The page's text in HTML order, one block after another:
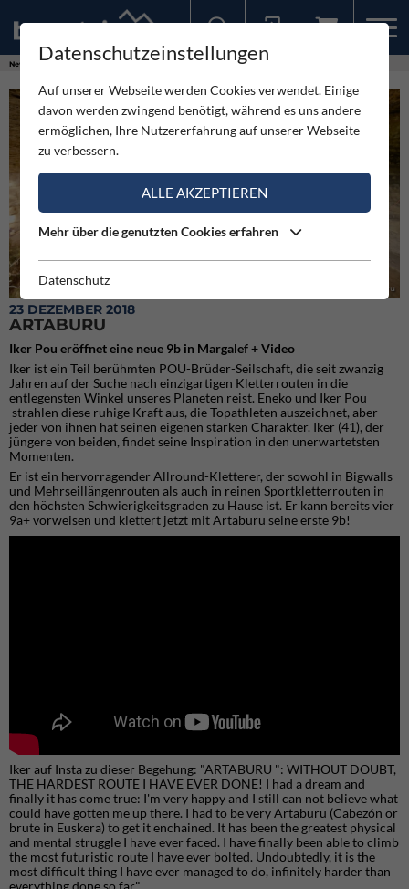
News
Iker Pou in Artaburu
23 DEZEMBER 2018
ARTABURU
Iker Pou eröffnet eine neue 9b in Margalef + Video
Iker ist ein Teil berühmten POU-Brüder-Seilschaft, die seit zwanzig
Jahren auf der Suche nach einzigartigen Kletterrouten in die
entlegensten Winkel unseres Planeten reist. Eneko und Iker Pou
strahlen diese ruhige Kraft aus, die Topathleten auszeichnet, aber
jeder von ihnen hat seinen eigenen starken Charakter. Iker (41), der
jüngere von beiden, findet seine Inspiration in den unerwartetsten
Momenten.
Er ist ein hervorragender Allround-Kletterer, der sowohl in Bigwalls
und Mehrseillängenrouten als auch in reinen Sportkletterrouten in
den höchsten Schwierigkeitsgraden zu Hause ist. Er kann bereits vier
9a+ vorweisen und klettert jetzt mit Artaburu seine erste 9b!
Iker auf Insta zu dieser Begehung: "ARTABURU ": WITHOUT DOUBT,
THE HARDEST ROUTE I HAVE EVER DONE! I had a dream and
finally it has come true: I'm very happy and I still can not believe what
could have gotten me up there. I had to be very Artaburu (Cabezón or
brute in Euskera) to get it enchained. It has been the greatest physical
and mental struggle I have ever faced. I have finally been able to climb
the most futuristic route I have ever bolted. Undoubtedly, it is the
most difficult thing I have ever managed to do, infinitely harder than
Datenschutzeinstellungen
Auf unserer Webseite werden Cookies verwendet. Einige
davon werden zwingend benötigt, während es uns andere
ermöglichen, Ihre Nutzererfahrung auf unserer Webseite
zu verbessern.
ALLE AKZEPTIEREN
Mehr über die genutzten Cookies erfahren
Datenschutz